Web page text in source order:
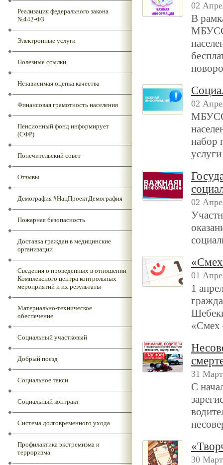
Реализация федерального закона
№442-ФЗ
Электронные услуги
Полезные ссылки
Независимая оценка качества
Финансовая грамотность населения
Пенсионный фонд информирует
(СФР)
Попечительский совет
Отзывы
Демография #НацПроектДемография
Пожарная безопасность
Доставка граждан в медицинские
организации
Сведения о проведенных в отношении
Комплексного центра контрольных
мероприятий и их результаты
Материально-техническое
обеспечение
Социальный участковый
Добрый поезд
Социальное такси
Социальный контракт
Система долговременного ухода
Профилактика экстремизма и
терроризма
02
В
02
набор
02
01
1
«Смех
31
С
30